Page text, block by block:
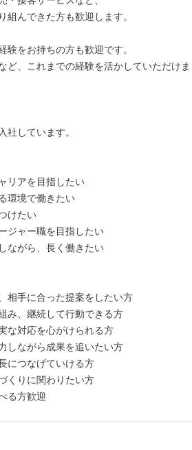
組んできた方も歓迎します。
験をお持ちの方も歓迎です。
ど、これまでの経験を活かしていただけま
社しています。
リアを目指したい
環境で働きたい
けたい
ジャー職を目指したい
ながら、長く働きたい
相手に合った提案をしたい方
み、継続して行動できる方
な対応を心がけられる方
しながら成果を追いたい方
につなげていける方
くりに関わりたい方
る方歓迎